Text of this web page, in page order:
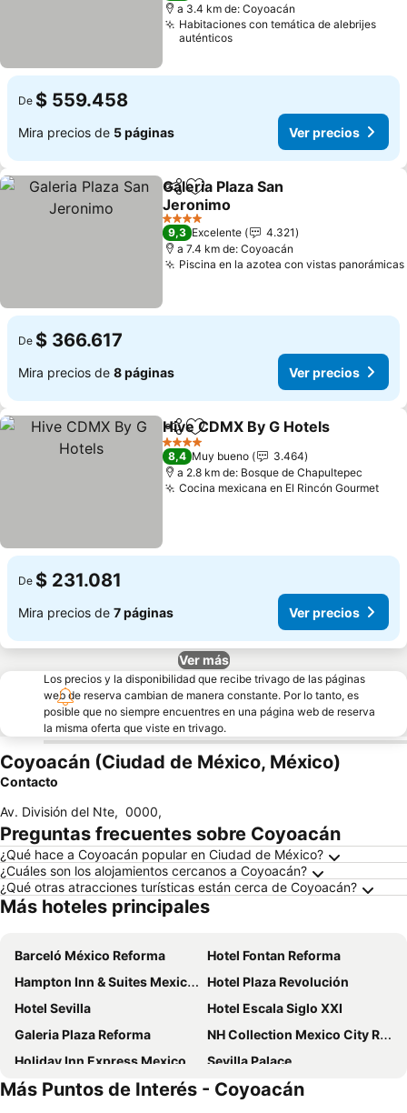
a 3.4 km de: Coyoacán
Habitaciones con temática de alebrijes
auténticos
De $ 559.458
Mira precios de 5 páginas Ver precios
CompartirAgregar a favoritos
Galeria Plaza San
Jeronimo
Ver precios
4 Estrellas
9,3 Excelente
4.321
a 7.4 km de: Coyoacán
Piscina en la azotea con vistas panorámicas
De $ 366.617
Mira precios de 8 páginas Ver precios
CompartirAgregar a favoritos
Hive CDMX By G Hotels
4 Estrellas
8,4 Muy bueno
3.464
a 2.8 km de: Bosque de Chapultepec
Cocina mexicana en El Rincón GourmetVer
De $ 231.081
Mira precios de 7 páginas Ver precios
Ver más
Los precios y la disponibilidad que recibe trivago de las páginas
web de reserva cambian de manera constante. Por lo tanto, es
posible que no siempre encuentres en una página web de reserva
la misma oferta que viste en trivago.
Coyoacán (Ciudad de México, México)
Contacto
Av. División del Nte, 0000,
Preguntas frecuentes sobre Coyoacán
¿Qué hace a Coyoacán popular en Ciudad de México?
¿Cuáles son los alojamientos cercanos a Coyoacán?
¿Qué otras atracciones turísticas están cerca de Coyoacán?
Más hoteles principales
Barceló México Reforma
Hotel Fontan Reforma
Hampton Inn & Suites Mexico City - Centro Historico
Hotel Plaza Revolución
Hotel Sevilla
Hotel Escala Siglo XXI
Galeria Plaza Reforma
NH Collection Mexico City Reforma
Holiday Inn Express Mexico Reforma By Ihg
Sevilla Palace
Camino Real Aeropuerto Mexico
Fiesta Americana Reforma
Más Puntos de Interés - Coyoacán